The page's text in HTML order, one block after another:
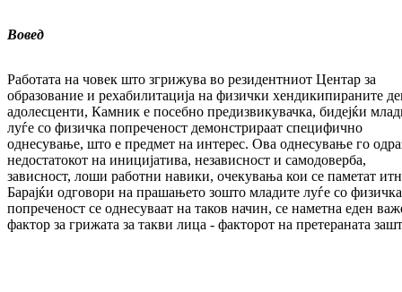
Вовед
Работата на човек што згрижува во резиден­тни­от Центар за
образование и рехабилитација на физички хендикипираните
адолесценти, Камник е посебно предизвикувачка, бидејќи
луѓе со физичка попреченост демон­стри­­раат специфично
однесување, што е пред­мет на интерес. Ова однесување го
не­дос­татокот на иницијатива, независност и са­мо­до­верба,
зависност, лоши работни навики, оче­ку­вања кои се паметат
Барајќи одговори на прашањето зошто младите луѓе со физичка
попреченост се однесуваат на таков начин, се наметна еден
фактор за грижата за такви лица - факторот на претера­на­та